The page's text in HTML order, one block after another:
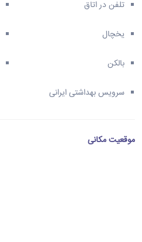
تلفن در اتاق
یخچال
بالکن
سرویس بهداشتی ایرانی
موقعیت مکانی